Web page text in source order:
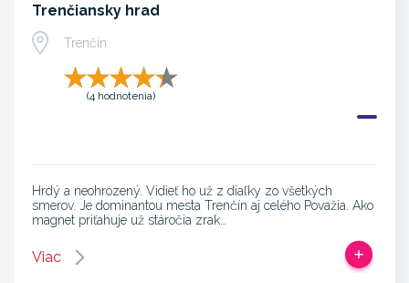
Trenčiansky hrad
Trenčín
(4 hodnotenia)
Hrdý a neohrozený. Vidieť ho už z diaľky zo všetkých
smerov. Je dominantou mesta Trenčín aj celého Považia. Ako
magnet priťahuje už stáročia zrak…
Viac